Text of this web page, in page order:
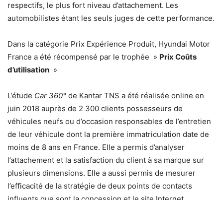
respectifs, le plus fort niveau d’attachement. Les
automobilistes étant les seuls juges de cette performance.
Dans la catégorie Prix Expérience Produit, Hyundai Motor
France a été récompensé par le trophée » Prix Coûts
d’utilisation »
L’étude Car 360° de Kantar TNS a été réalisée online en
juin 2018 auprès de 2 300 clients possesseurs de
véhicules neufs ou d’occasion responsables de l’entretien
de leur véhicule dont la première immatriculation date de
moins de 8 ans en France. Elle a permis d’analyser
l’attachement et la satisfaction du client à sa marque sur
plusieurs dimensions. Elle a aussi permis de mesurer
l’efficacité de la stratégie de deux points de contacts